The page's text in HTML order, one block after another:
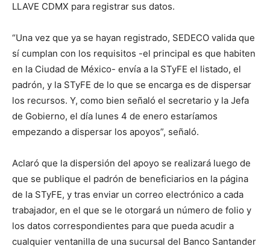
LLAVE CDMX para registrar sus datos.
“Una vez que ya se hayan registrado, SEDECO valida que
sí cumplan con los requisitos -el principal es que habiten
en la Ciudad de México- envía a la STyFE el listado, el
padrón, y la STyFE de lo que se encarga es de dispersar
los recursos. Y, como bien señaló el secretario y la Jefa
de Gobierno, el día lunes 4 de enero estaríamos
empezando a dispersar los apoyos”, señaló.
Aclaró que la dispersión del apoyo se realizará luego de
que se publique el padrón de beneficiarios en la página
de la STyFE, y tras enviar un correo electrónico a cada
trabajador, en el que se le otorgará un número de folio y
los datos correspondientes para que pueda acudir a
cualquier ventanilla de una sucursal del Banco Santander